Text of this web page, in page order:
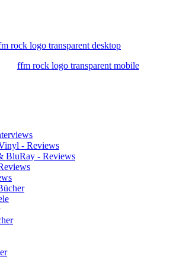
- Reviews
BluRay - Reviews